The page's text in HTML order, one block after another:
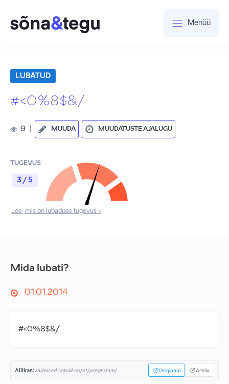
Menüü
LUBATUD
#<0%8$&/
9 MUUDA MUUDATUSTE AJALUGU
TUGEVUS
3 / 5
Loe, mis on lubaduse tugevus >
Mida lubati?
01.01.2014
#<0%8$&/
Allikas:valimised.sotsid.ee/et/programm/... Originaal Arhiiv